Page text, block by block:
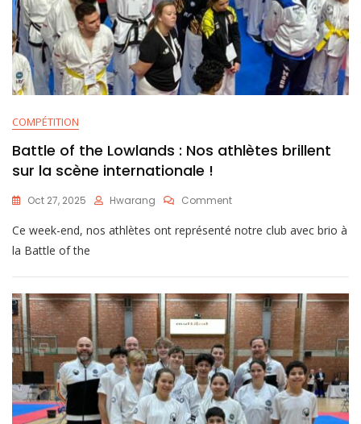
COMPÉTITION
Battle of the Lowlands : Nos athlètes brillent
sur la scène internationale !
Oct 27, 2025 Hwarang Comment
Ce week-end, nos athlètes ont représenté notre club avec brio à
la Battle of the